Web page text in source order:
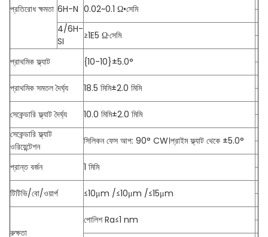
প্রতিরোধ ক্ষমতা 6H-N 0.02~0.1 Ω•সেমি
4/6H-
SI
≥1E5 Ω·সেমি
প্রাথমিক ফ্ল্যাট {10-10}±5.0°
প্রাথমিক সমতল দৈর্ঘ্য 18.5 মিমি±2.0 মিমি
সেকেন্ডারি ফ্ল্যাট দৈর্ঘ্য
10.0 মিমি±2.0 মিমি
সেকেন্ডারি ফ্ল্যাট
ওরিয়েন্টেশন
সিলিকন ফেস আপ: 90° CW।প্রাইম ফ্ল্যাট থেকে ±5.0°
প্রান্ত বর্জন 1 মিমি
টিটিভি/বো/ওয়ার্প ≤10μm /≤10μm /≤15μm
রুক্ষতা
পোলিশ Ra≤1 nm